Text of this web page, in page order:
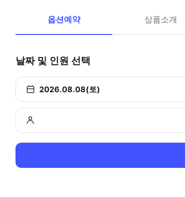
옵션예약 상품소개
날짜 및 인원 선택
2026.08.08(토)